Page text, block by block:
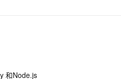
和Node.js